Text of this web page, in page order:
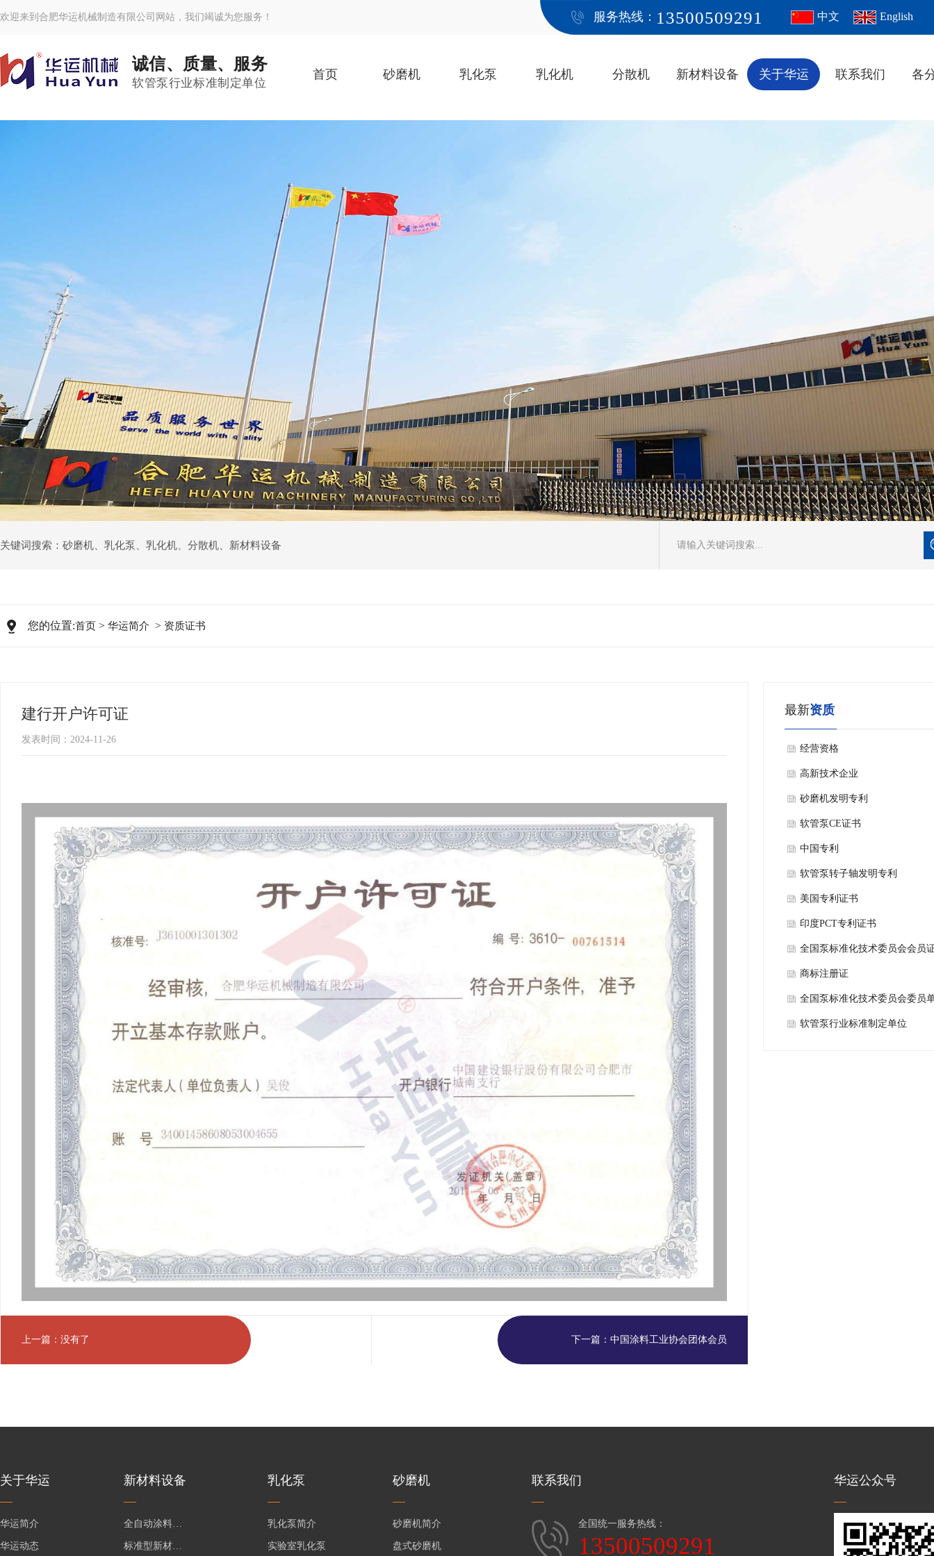
欢迎来到合肥华运机械制造有限公司网站，我们竭诚为您服务！ 服务热线： 13500509291 English
中文
诚信、质量、服务
软管泵行业标准制定单位
首页 砂磨机 乳化泵 乳化机 分散机 新材料设备 关于华运 联系我们 各
关键词搜索： 砂磨机 乳化泵 乳化机 分散机 新材料设备 请输入关键词搜索...
您的位置:首页 > 华运简介 > 资质证书
建行开户许可证
发表时间：2024-11-26
上一篇：没有了 下一篇：中国涂料工业协会团体会员
最新资质
经营资格
高新技术企业
砂磨机发明专利
软管泵CE证书
中国专利
软管泵转子轴发明专利
美国专利证书
印度PCT专利证书
全国泵标准化技术委员会会员
商标注册证
全国泵标准化技术委员会委员
软管泵行业标准制定单位
关于华运
华运简介
华运动态
新材料设备 乳化泵
乳化泵简介
实验室乳化泵
砂磨机
砂磨机简介
盘式砂磨机
联系我们
全国统一服务热线：
13500509291
华运公众号